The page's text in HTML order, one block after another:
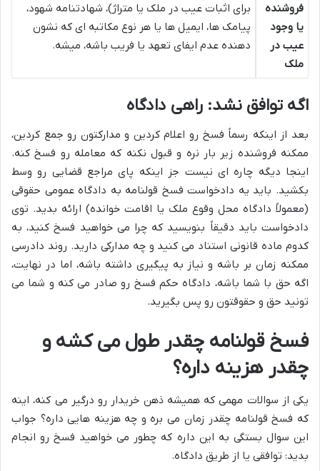
فروشنده
یا وجود
عیب در
ملک
برای اثبات عیب در ملک یا متراژ)، شهادتنامه شهود،
پیامک ها، ایمیل ها یا هر نوع مکاتبه ای که نشون
دهنده عدم ایفای تعهد یا فریب باشه، میشه.
اگه توافق نشد: راهی دادگاه
بعد از اینکه رسماً فسخ رو اعلام کردین و مدارکتون رو جمع کردین،
ممکنه فروشنده زیر بار نره و قبول نکنه که معامله رو فسخ کنه.
اینجا دیگه چاره ای نیست جز اینکه پای مراجع قضایی رو وسط
بکشید. باید یه دادخواست فسخ قولنامه به دادگاه عمومی حقوقی
(معمولاً دادگاه محل وقوع ملک یا اقامت خوانده) ارائه بدید. توی
دادخواست باید دقیقاً بنویسید که چرا می خواهید فسخ کنید، به
کدوم ماده قانونی استناد می کنید و چه مدارکی دارید. روند دادرسی
ممکنه زمان بر باشه و نیاز به پیگیری داشته باشه، اما در نهایت،
اگه حق با شما باشه، دادگاه حکم فسخ رو صادر می کنه و شما می
تونید حق و حقوقتون رو پس بگیرید.
فسخ قولنامه چقدر طول می کشه و
چقدر هزینه داره؟
یکی از سوالات مهمی که همیشه ذهن خریدار رو درگیر می کنه، اینه
که فسخ قولنامه چقدر زمان می بره و چه هزینه هایی داره؟ جواب
این سوال بستگی به این داره که چطور می خواهید فسخ رو انجام
بدید: توافقی یا از طریق دادگاه.